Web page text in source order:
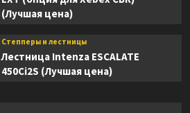
(Лучшая цена)
Степперы и лестницы
Лестница Intenza ESCALATE
450Ci2S (Лучшая цена)